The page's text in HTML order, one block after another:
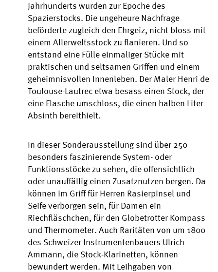
Jahrhunderts wurden zur Epoche des
Spazierstocks. Die ungeheure Nachfrage
beförderte zugleich den Ehrgeiz, nicht bloss mit
einem Allerweltsstock zu flanieren. Und so
entstand eine Fülle einmaliger Stücke mit
praktischen und seltsamen Griffen und einem
geheimnisvollen Innenleben. Der Maler Henri de
Toulouse-Lautrec etwa besass einen Stock, der
eine Flasche umschloss, die einen halben Liter
Absinth bereithielt.
In dieser Sonderausstellung sind über 250
besonders faszinierende System- oder
Funktionsstöcke zu sehen, die offensichtlich
oder unauffällig einen Zusatznutzen bergen. Da
können im Griff für Herren Rasierpinsel und
Seife verborgen sein, für Damen ein
Riechfläschchen, für den Globetrotter Kompass
und Thermometer. Auch Raritäten von um 1800
des Schweizer Instrumentenbauers Ulrich
Ammann, die Stock-Klarinetten, können
bewundert werden. Mit Leihgaben von